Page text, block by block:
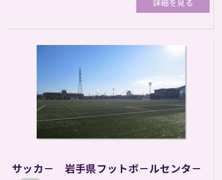
詳細を見る
サッカ－ 岩手県フットボ－ルセンタ－